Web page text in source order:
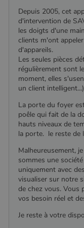
Depuis 2005, cet
d'intervention de
les doigts d'une
clients m'ont
d'appareils.
Les seules pièces
régulièrement sont
moment, elles
un client intelligent...)
La porte du foyer
poêle qui fait de la
hauts niveaux de
la porte. le reste de
Malheureusement,
sommes une
uniquement avec
visualiser sur notre
de chez vous. Vous
vos besoin réel et
Je reste à votre